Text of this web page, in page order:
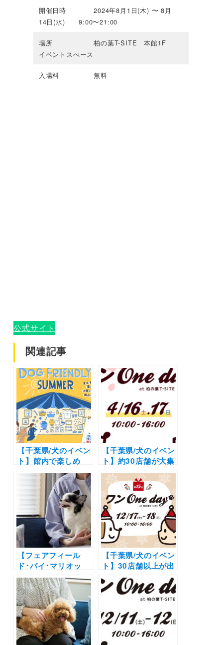
開催日時 2024年8月1日(木) 〜 8月
14日(水) 9:00〜21:00
場所 柏の葉T-SITE 本館1F
イベントスぺース
入場料 無料
公式サイト
関連記事
【千葉県/犬のイベン
ト】館内で楽しめ
る！DOG MARKET
や愛犬と一緒にワー
クショップも
♪「DOG FRIENDLY
SUMMER」（柏の
葉T-SITE）7/7〜8/4
開催
【千葉県/犬のイベン
ト】約30店舗が大集
結！無料のドッグト
レーニング相談会も
| 「第14回 ワン
Oneday at 柏の葉T-
SITE」（柏の葉T-
SITE）4/16・17開
催！
【フェアフィール
ド･バイ･マリオッ
ト】国内初の「Dog
Friendly Room」が
広島・岡山に登場！
2024年5月1日
（水）より予約開始
【千葉県/犬のイベン
ト】30店舗以上が出
店！アスレチックレ
ースやドッグダンス
ショーも同時開催！
Oneday at 柏の葉T-
SITE」（柏の葉 T-
SITE）12/17-12/18